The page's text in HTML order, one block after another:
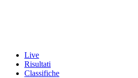
Live
Risultati
Classifiche